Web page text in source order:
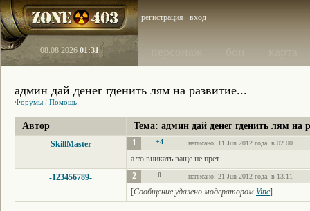
регистрация вход
08.08.2026 01:31
админ дай денег гденить лям на развитие...
Форумы / Помощь
Автор Тема: админ дай денег гденить лям на
SkillMaster 1 +4 написано: 11 Jun 2012 года. в 02.00
а то вникать ваще не прет...
-123456789-
2 0 написано: 21 Jun 2012 года. в 13.11
[Сообщение удалено модератором Vinc]